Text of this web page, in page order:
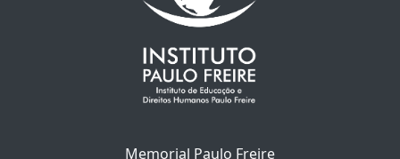
Memorial Paulo Freire